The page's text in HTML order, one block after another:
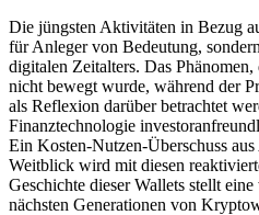
Die jüngsten Aktivitäten in Bezug
für Anleger von Bedeutung,
digitalen Zeitalters. Das
nicht bewegt wurde, während der
als Reflexion darüber betrachtet
Finanztechnologie
Ein Kosten-Nutzen-Überschuss
Weitblick wird mit diesen
Geschichte dieser Wallets stellt
nächsten Generationen von